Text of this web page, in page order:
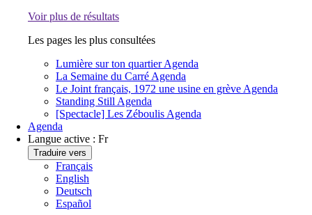
Voir plus de résultats
Les pages les plus consultées
Lumière sur ton quartier Agenda
La Semaine du Carré Agenda
Le Joint français, 1972 une usine en grève Agenda
Standing Still Agenda
[Spectacle] Les Zéboulis Agenda
Agenda
Langue active : Fr
Traduire vers
Français
English
Deutsch
Español